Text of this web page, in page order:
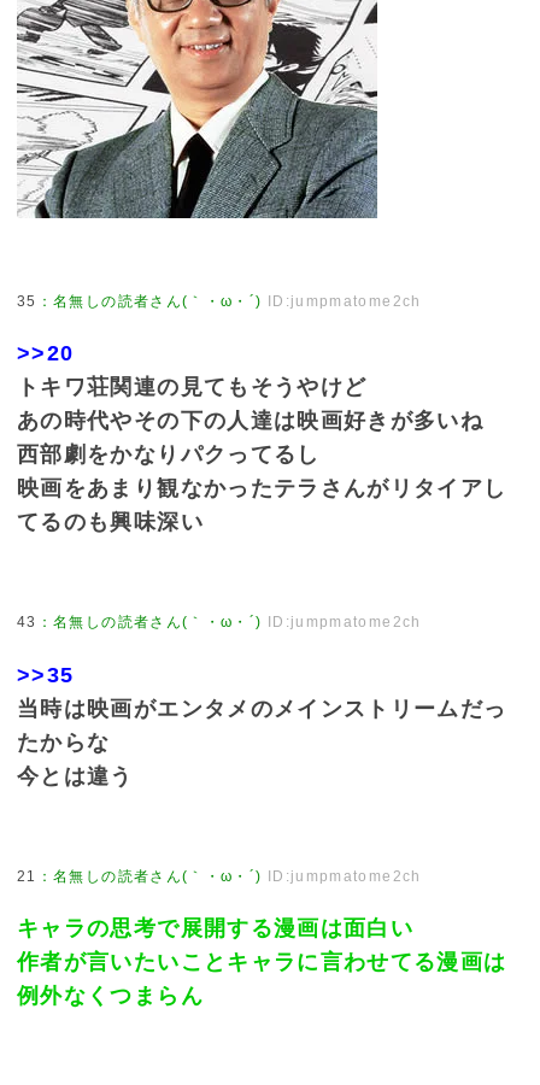
35 ：名無しの読者さん(｀・ω・´) ID:jumpmatome2ch
>>20
トキワ荘関連の見てもそうやけど
あの時代やその下の人達は映画好きが多いね
西部劇をかなりパクってるし
映画をあまり観なかったテラさんがリタイアし
てるのも興味深い
43 ：名無しの読者さん(｀・ω・´) ID:jumpmatome2ch
>>35
当時は映画がエンタメのメインストリームだっ
たからな
今とは違う
21 ：名無しの読者さん(｀・ω・´) ID:jumpmatome2ch
キャラの思考で展開する漫画は面白い
作者が言いたいことキャラに言わせてる漫画は
例外なくつまらん